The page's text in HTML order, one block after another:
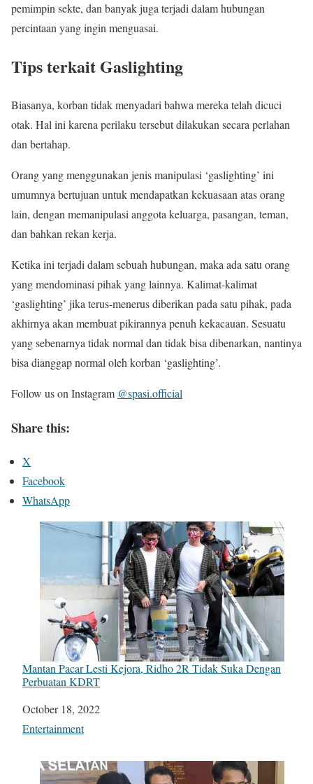
pemimpin sekte, dan banyak juga terjadi dalam hubungan
percintaan yang ingin menguasai.
Tips terkait Gaslighting
Biasanya, korban tidak menyadari bahwa mereka telah dicuci
otak. Hal ini karena perilaku tersebut dilakukan secara perlahan
dan bertahap.
Orang yang menggunakan jenis manipulasi ‘gaslighting’ ini
umumnya bertujuan untuk mendapatkan kekuasaan atas orang
lain, dengan memanipulasi anggota keluarga, pasangan, teman,
dan bahkan rekan kerja.
Ketika ini terjadi dalam sebuah hubungan, maka ada satu orang
yang mendominasi pihak yang lainnya. Kalimat-kalimat
‘gaslighting’ jika terus-menerus diberikan pada satu pihak, pada
akhirnya akan membuat pikirannya penuh kekacauan. Sesuatu
yang sebenarnya tidak normal dan tidak bisa dibenarkan, nantinya
bisa dianggap normal oleh korban ‘gaslighting’.
Follow us on Instagram @spasi.official
Share this:
X
Facebook
WhatsApp
Mantan Pacar Lesti Kejora, Ridho 2R Tidak Suka Dengan
Perbuatan KDRT
Date
October 18, 2022
In relation to
Entertainment